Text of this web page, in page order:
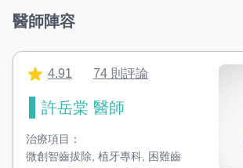
醫師陣容
4.91 74 則評論
許岳棠 醫師
治療項目：
微創智齒拔除 植牙專科
困難齒